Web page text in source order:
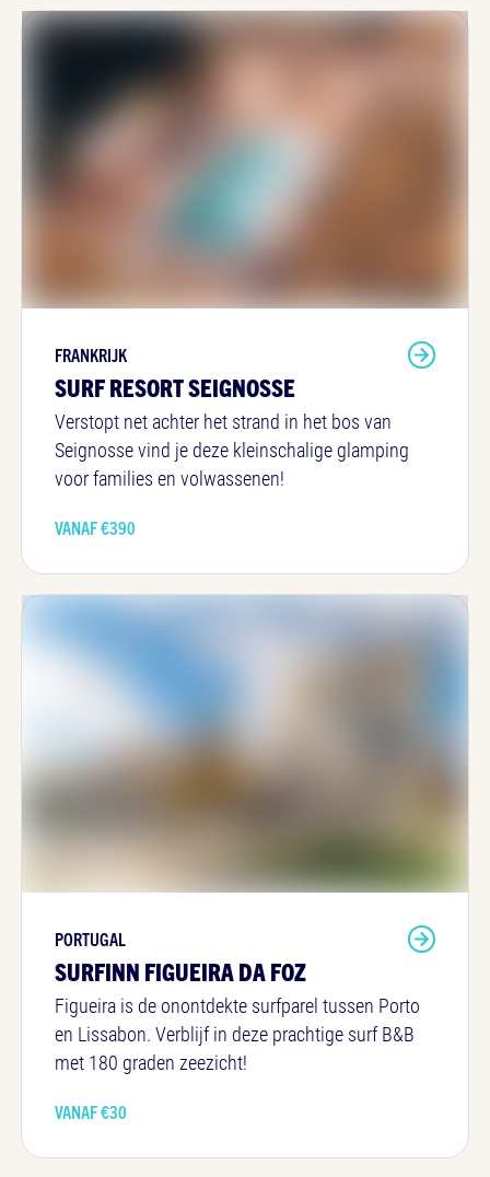
FRANKRIJK
SURF RESORT SEIGNOSSE
Verstopt net achter het strand in het bos van
Seignosse vind je deze kleinschalige glamping
voor families en volwassenen!
VANAF €390
PORTUGAL
SURFINN FIGUEIRA DA FOZ
Figueira is de onontdekte surfparel tussen Porto
en Lissabon. Verblijf in deze prachtige surf B&B
met 180 graden zeezicht!
VANAF €30